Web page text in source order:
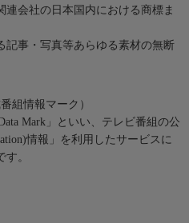
連会社の日本国内における商標ま
記事・写真等あらゆる素材の無断
組情報マーク）
Mark」といい、テレビ番組の公
情報」を利用したサービスに
。